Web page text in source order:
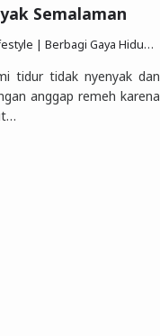
Semalaman
Gaya Hidup Sesuai Quran Sunnah
tidur tidak nyenyak dan
anggap remeh karena